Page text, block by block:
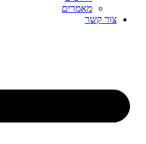
מאמרים
צור קשר